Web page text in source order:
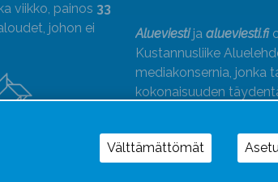
viikko, painos 33
johon ei
Alueviestija alueviesti.fi
Kustannusliike
mediakonsernia, jonka
kokonaisuuden
Välttämättömät